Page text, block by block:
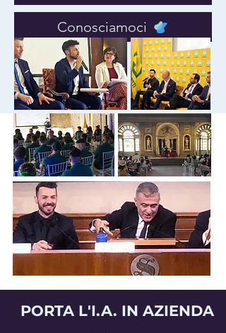
Conosciamoci
PORTA L'I.A. IN AZIENDA